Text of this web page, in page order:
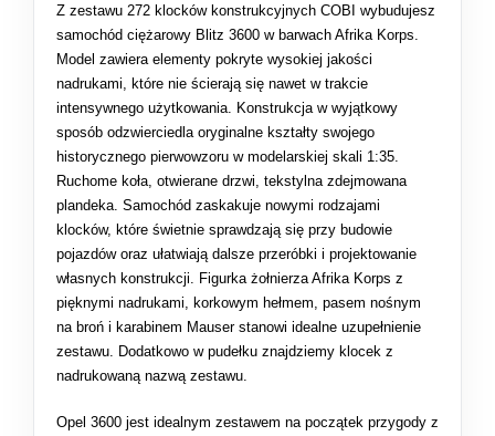
Z zestawu 272 klocków konstrukcyjnych COBI wybudujesz
samochód ciężarowy Blitz 3600 w barwach Afrika Korps.
Model zawiera elementy pokryte wysokiej jakości
nadrukami, które nie ścierają się nawet w trakcie
intensywnego użytkowania. Konstrukcja w wyjątkowy
sposób odzwierciedla oryginalne kształty swojego
historycznego pierwowzoru w modelarskiej skali 1:35.
Ruchome koła, otwierane drzwi, tekstylna zdejmowana
plandeka. Samochód zaskakuje nowymi rodzajami
klocków, które świetnie sprawdzają się przy budowie
pojazdów oraz ułatwiają dalsze przeróbki i projektowanie
własnych konstrukcji. Figurka żołnierza Afrika Korps z
pięknymi nadrukami, korkowym hełmem, pasem nośnym
na broń i karabinem Mauser stanowi idealne uzupełnienie
zestawu. Dodatkowo w pudełku znajdziemy klocek z
nadrukowaną nazwą zestawu.
Opel 3600 jest idealnym zestawem na początek przygody z